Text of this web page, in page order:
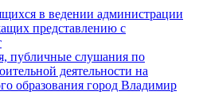
в ведении администрации
представлению с
публичные слушания по
деятельности на
образования город Владимир